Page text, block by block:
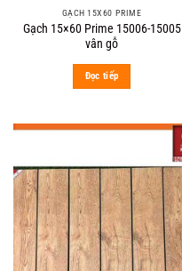
GẠCH 15X60 PRIME
Gạch 15×60 Prime 15006-15005
vân gỗ
Đọc tiếp